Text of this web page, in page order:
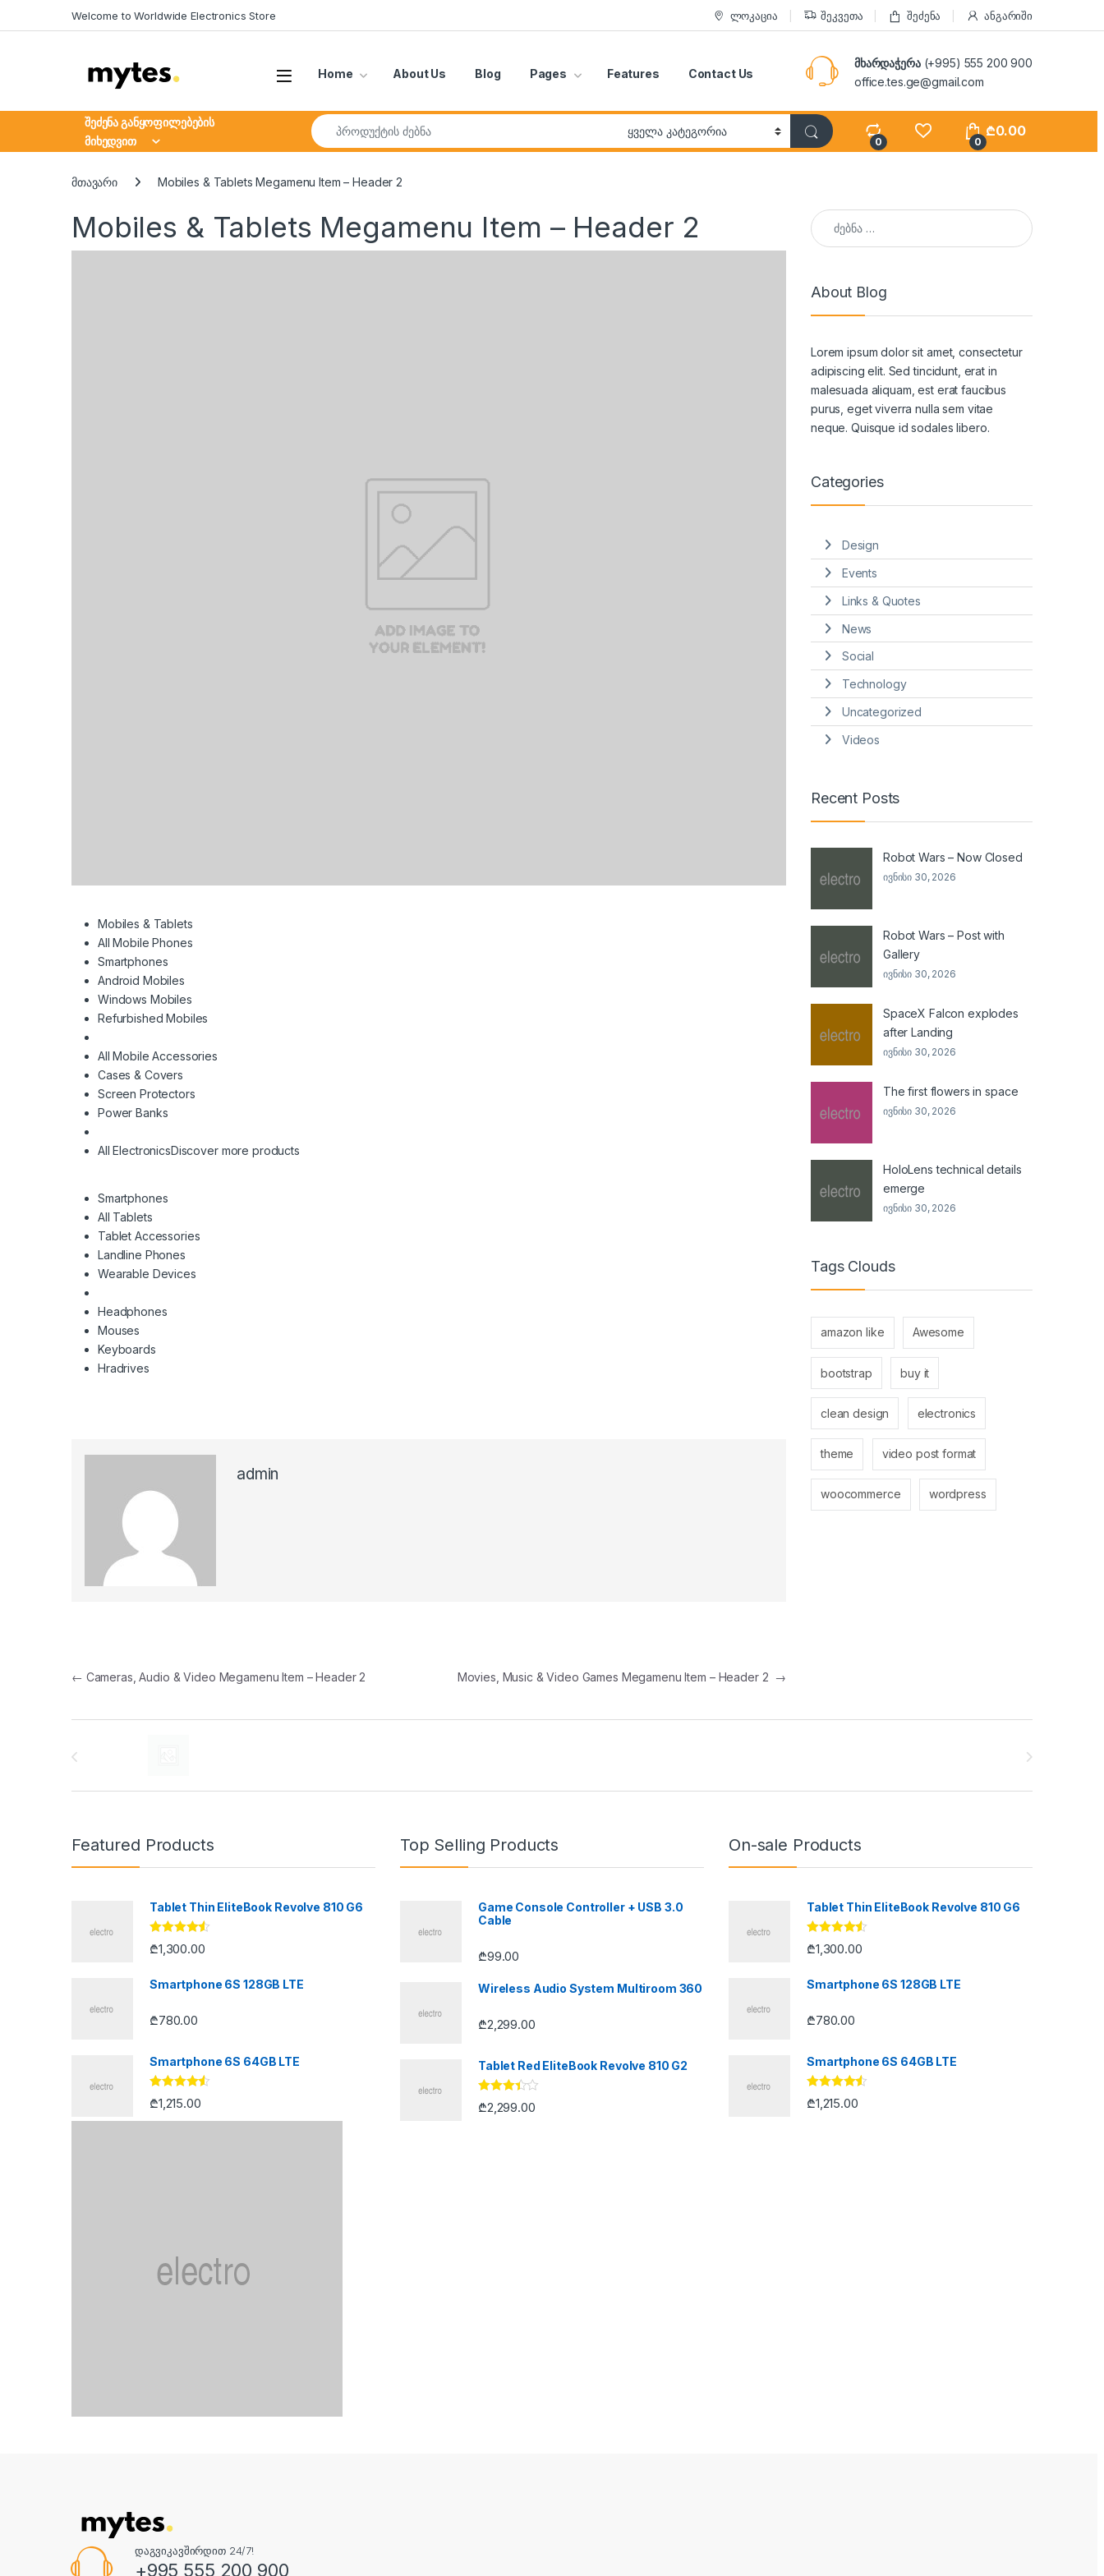
Welcome to Worldwide Electronics Store ლოკაცია შეკვეთა შეძენა ანგარიში
Open Home About Us Blog Pages Features Contact Us
მხარდაჭერა(+995) 555 200 900
office.tes.ge@gmail.com
შეძენა განყოფილებების
მიხედვით
Search for:
0 0
₾0.00
მთავარი Mobiles & Tablets Megamenu Item – Header 2
Mobiles & Tablets Megamenu Item – Header 2
Mobiles & Tablets
All Mobile Phones
Smartphones
Android Mobiles
Windows Mobiles
Refurbished Mobiles
All Mobile Accessories
Cases & Covers
Screen Protectors
Power Banks
All ElectronicsDiscover more products
Smartphones
All Tablets
Tablet Accessories
Landline Phones
Wearable Devices
Headphones
Mouses
Keyboards
Hradrives
admin
პოსტის ნავიგაცია
← Cameras, Audio & Video Megamenu Item – Header 2 Movies, Music & Video Games Megamenu Item – Header 2 →
ძებნა:
About Blog
Lorem ipsum dolor sit amet, consectetur
adipiscing elit. Sed tincidunt, erat in
malesuada aliquam, est erat faucibus
purus, eget viverra nulla sem vitae
neque. Quisque id sodales libero.
Categories
Design
Events
Links & Quotes
News
Social
Technology
Uncategorized
Videos
Recent Posts
Robot Wars – Now Closed
ივნისი 30, 2026
Robot Wars – Post with
Gallery
ივნისი 30, 2026
SpaceX Falcon explodes
after Landing
ივნისი 30, 2026
The first flowers in space
ივნისი 30, 2026
HoloLens technical details
emerge
ივნისი 30, 2026
Tags Clouds
amazon like Awesome
bootstrap buy it
clean design electronics
theme video post format
woocommerce wordpress
Featured Products
Tablet Thin EliteBook Revolve 810 G6
შეფასება
4.33, 5-
₾1,300.00
Smartphone 6S 128GB LTE
₾780.00
Smartphone 6S 64GB LTE
შეფასება
4.33, 5-
დან
₾1,215.00
Top Selling Products
Game Console Controller + USB 3.0
Cable
₾99.00
Wireless Audio System Multiroom 360
₾2,299.00
Tablet Red EliteBook Revolve 810 G2
შეფასე
ბა3.33,
₾2,299.00
On-sale Products
Tablet Thin EliteBook Revolve 810 G6
შეფასება
4.33, 5-
₾1,300.00
Smartphone 6S 128GB LTE
₾780.00
Smartphone 6S 64GB LTE
შეფასება
4.33, 5-
₾1,215.00
დაგვიკავშირდით 24/7!
+995 555 200 900